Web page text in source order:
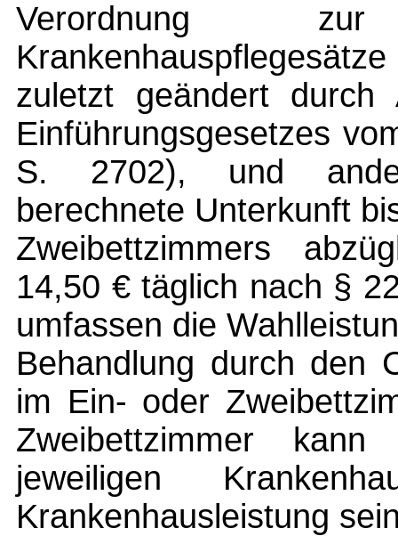
Verordnung
zuletzt geändert
Einführungsgesetzes
S. 2702), und
berechnete Unterkunft
Zweibettzimmers
14,50 € täglich nach §
umfassen die
Behandlung durch den
im Ein- oder
Zweibettzimmer
jeweiligen
Krankenhausleistung